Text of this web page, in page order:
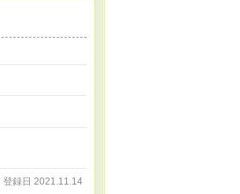
登録日 2021.11.14